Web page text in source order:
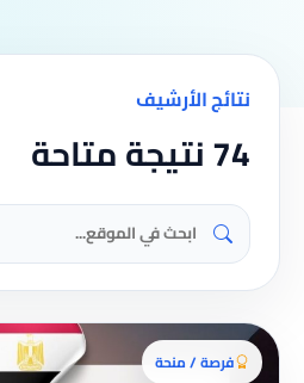
نتائج الأرشيف
74 نتيجة متاحة
فرصة / منحة